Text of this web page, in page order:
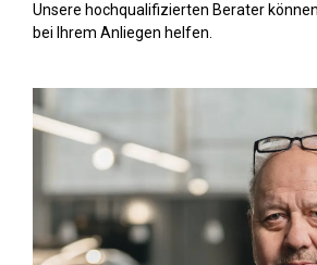
Unsere hochqualifizierten Berater
bei Ihrem Anliegen helfen.